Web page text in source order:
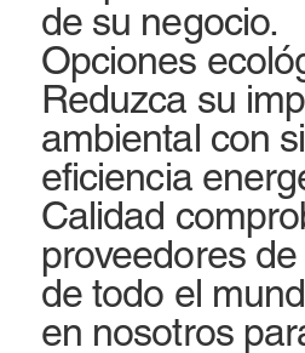
de su negocio.
Opciones
Reduzca su
ambiental con
eficiencia
Calidad
proveedores
de todo el
en nosotros